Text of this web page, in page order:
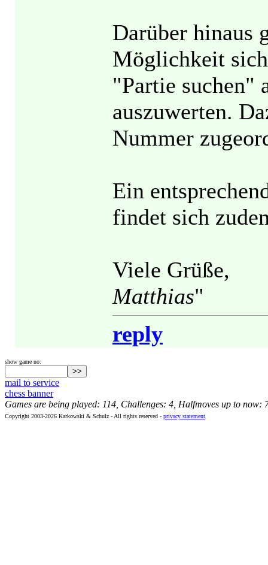
Darüber hinaus
Möglichkeit
"Partie suchen"
auszuwerten.
Nummer
Ein
findet sich
Viele Grüße,
Matthias"
reply
show game no:
mail to service
chess banner
Games are being played: 114, Challenges: 4, Halfmoves up to now:
Copyright 2003-2026 Karkowski & Schulz - All rights reserved - privacy statement